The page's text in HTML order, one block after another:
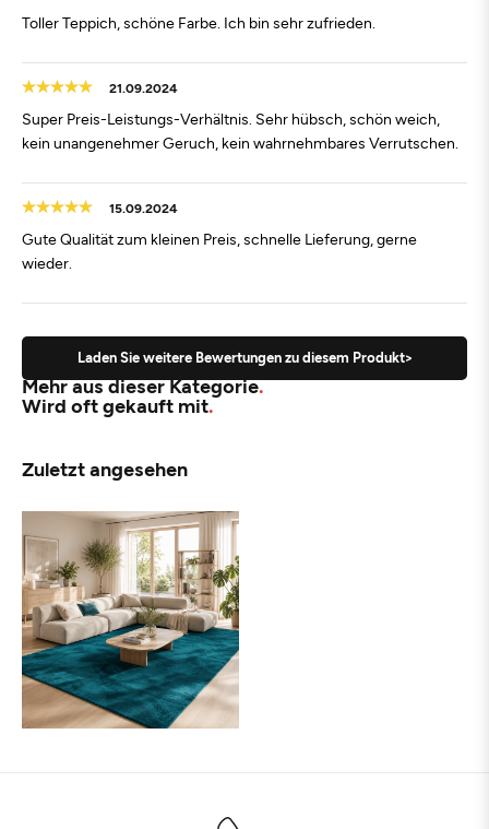
Toller Teppich, schöne Farbe. Ich bin sehr zufrieden.
21.09.2024
Super Preis-Leistungs-Verhältnis. Sehr hübsch, schön weich,
kein unangenehmer Geruch, kein wahrnehmbares Verrutschen.
15.09.2024
Gute Qualität zum kleinen Preis, schnelle Lieferung, gerne
wieder.
Laden Sie weitere Bewertungen zu diesem Produkt>
Mehr aus dieser Kategorie
Wird oft gekauft mit
Zuletzt angesehen